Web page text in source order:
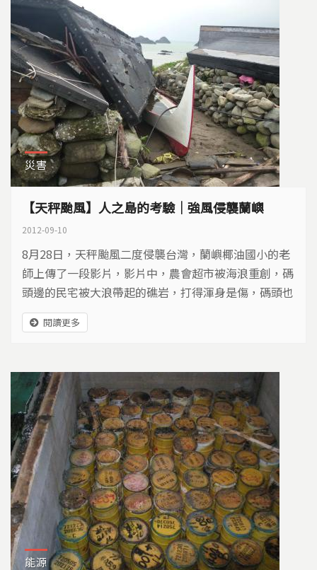
災害
【天秤颱風】人之島的考驗｜強風侵襲蘭嶼
2012-09-10
8月28日，天秤颱風二度侵襲台灣，蘭嶼椰油國小的老
師上傳了一段影片，影片中，農會超市被海浪重創，碼
頭邊的民宅被大浪帶起的礁岩，打得渾身是傷，碼頭也
成為船隻的墳場，頓時失去對外交通與連繫方式的蘭
嶼，災後狀況成為台灣人關切的焦點，離島防災問題，
閱讀更多
能源